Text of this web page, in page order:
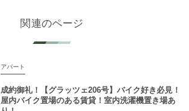
関連のページ
アパート
成約御礼！【グラッツェ206号】バイク好き必見！
屋内バイク置場のある賃貸！室内洗濯機置き場あ